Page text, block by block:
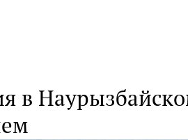
в